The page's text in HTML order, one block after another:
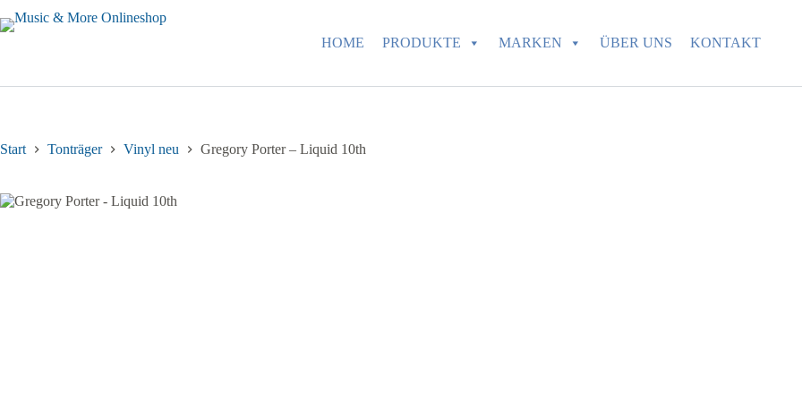
Inhalt
HOME PRODUKTE MARKEN ÜBER UNS KONTAKT
Start Tonträger Vinyl neu Gregory Porter – Liquid 10th